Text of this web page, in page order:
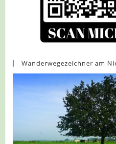
Wanderwegezeichner am